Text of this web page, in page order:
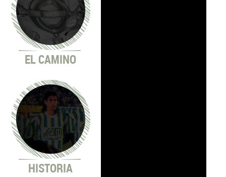
EL CAMINO
HISTORIA